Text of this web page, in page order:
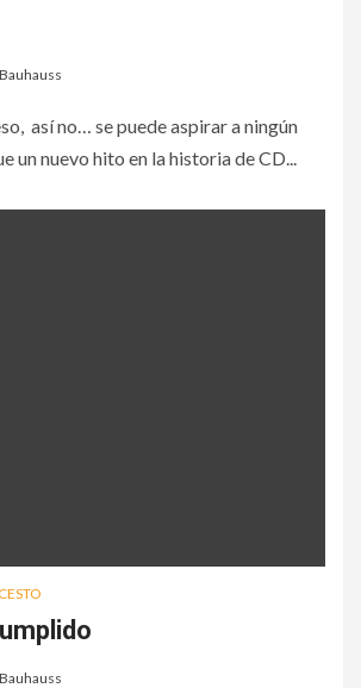
Bauhauss
así no… se puede aspirar a ningún
un nuevo hito en la historia de CD...
Bauhauss